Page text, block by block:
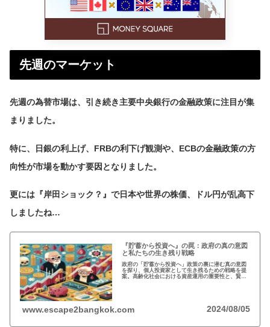
先週のマーケット
先週の為替市場は、引き続き主要中央銀行の金融政策に注目が集
まりました。
特に、日銀の利上げ、FRBの利下げ観測や、ECBの金融政策の方
向性が市場を動かす要因となりました。
更には『岸田ショック？』で日本や世界の株価、ドル円が乱高下
しましたね…
『貯蓄から投資へ』の罠：政府の真の意図
と私たちの生き残り戦略
政府の「貯蓄から投資へ」政策の裏に潜む真の意図
を探り、個人投資家として生き残るための戦略を提
案。高齢化社会における資産運用の重要性と、賢明
www.escape2bangkok.com 2024/08/05